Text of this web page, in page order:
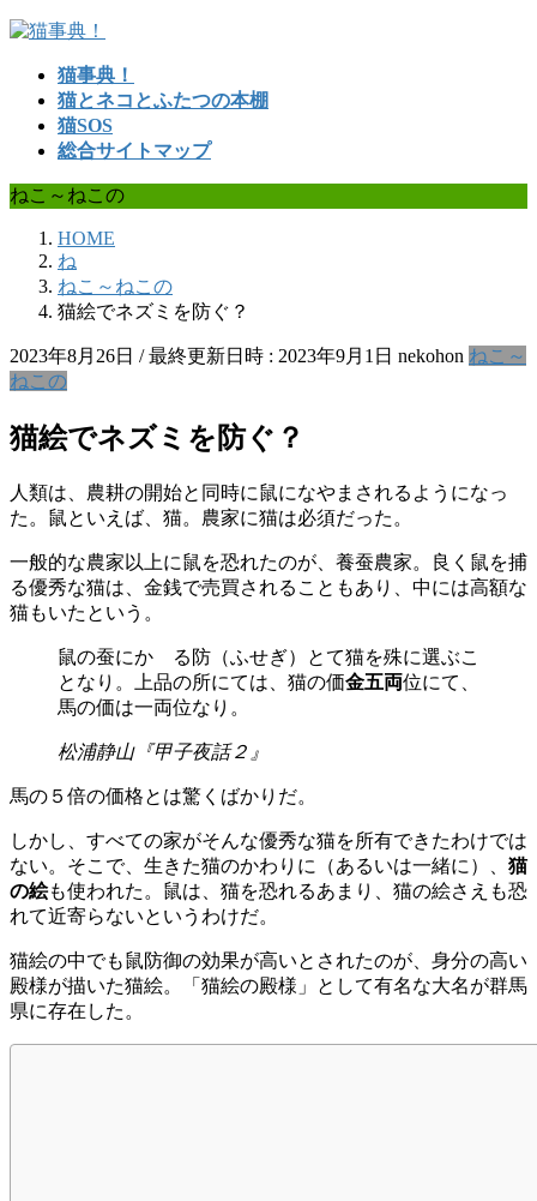
コ
ス
キ
ナ
ン
に
猫事典！
猫とネコとふたつの本棚
猫SOS
総合サイトマップ
ねこ～ねこの
HOME
ね
ねこ～ねこの
猫絵でネズミを防ぐ？
2023年8月26日 / 最終更新日時 : 2023年9月1日 nekohon ねこ～
ねこの
猫絵でネズミを防ぐ？
人類は、農耕の開始と同時に鼠になやまされるようになっ
た。鼠といえば、猫。農家に猫は必須だった。
一般的な農家以上に鼠を恐れたのが、養蚕農家。良く鼠を捕
る優秀な猫は、金銭で売買されることもあり、中には高額な
猫もいたという。
鼠の蚕にかゝる防（ふせぎ）とて猫を殊に選ぶこ
となり。上品の所にては、猫の価金五両位にて、
馬の価は一両位なり。
松浦静山『甲子夜話２』
馬の５倍の価格とは驚くばかりだ。
しかし、すべての家がそんな優秀な猫を所有できたわけでは
ない。そこで、生きた猫のかわりに（あるいは一緒に）、 猫
の絵も使われた。鼠は、猫を恐れるあまり、猫の絵さえも恐
れて近寄らないというわけだ。
猫絵の中でも鼠防御の効果が高いとされたのが、身分の高い
殿様が描いた猫絵。「猫絵の殿様」として有名な大名が群馬
県に存在した。